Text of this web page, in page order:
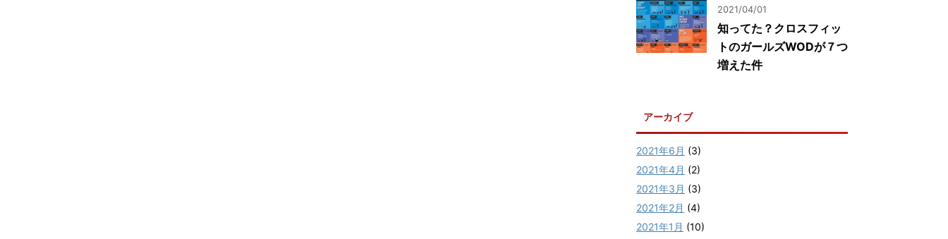
2021/04/01
知ってた？クロスフィッ
トのガールズWODが７つ
増えた件
アーカイブ
2021年6月 (3)
2021年4月 (2)
2021年3月 (3)
2021年2月 (4)
2021年1月 (10)